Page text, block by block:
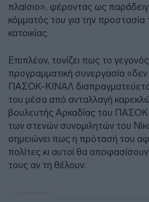
πλαίσιο», φέροντας ως
κόμματός του για την προστασία
κατοικίας.
Επιπλέον, τονίζει πως το γεγονός
προγραμματική συνεργασία «δεν
ΠΑΣΟΚ-ΚΙΝΑΛ
του μέσα από ανταλλαγή
βουλευτής Αρκαδίας του
των στενών συνομιλητών του
σημειώνει πως η πρότασή του
πολίτες κι αυτοί θα
τους αν τη θέλουν.